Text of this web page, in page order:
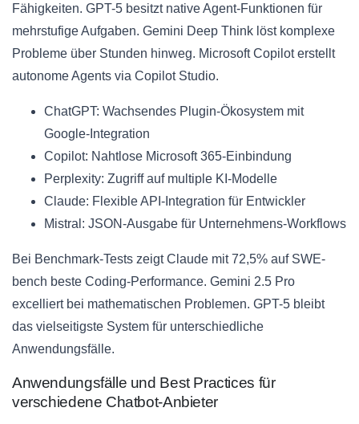
Fähigkeiten. GPT-5 besitzt native Agent-Funktionen für
mehrstufige Aufgaben. Gemini Deep Think löst komplexe
Probleme über Stunden hinweg. Microsoft Copilot erstellt
autonome Agents via Copilot Studio.
ChatGPT: Wachsendes Plugin-Ökosystem mit
Google-Integration
Copilot: Nahtlose Microsoft 365-Einbindung
Perplexity: Zugriff auf multiple KI-Modelle
Claude: Flexible API-Integration für Entwickler
Mistral: JSON-Ausgabe für Unternehmens-Workflows
Bei Benchmark-Tests zeigt Claude mit 72,5% auf SWE-
bench beste Coding-Performance. Gemini 2.5 Pro
excelliert bei mathematischen Problemen. GPT-5 bleibt
das vielseitigste System für unterschiedliche
Anwendungsfälle.
Anwendungsfälle und Best Practices für
verschiedene Chatbot-Anbieter